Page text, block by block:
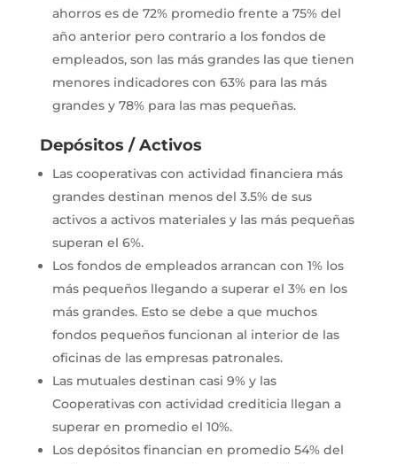
ahorros es de 72% promedio frente a 75% del
año anterior pero contrario a los fondos de
empleados, son las más grandes las que tienen
menores indicadores con 63% para las más
grandes y 78% para las mas pequeñas.
Depósitos / Activos
Las cooperativas con actividad financiera más
grandes destinan menos del 3.5% de sus
activos a activos materiales y las más pequeñas
superan el 6%.
Los fondos de empleados arrancan con 1% los
más pequeños llegando a superar el 3% en los
más grandes. Esto se debe a que muchos
fondos pequeños funcionan al interior de las
oficinas de las empresas patronales.
Las mutuales destinan casi 9% y las
Cooperativas con actividad crediticia llegan a
superar en promedio el 10%.
Los depósitos financian en promedio 54% del